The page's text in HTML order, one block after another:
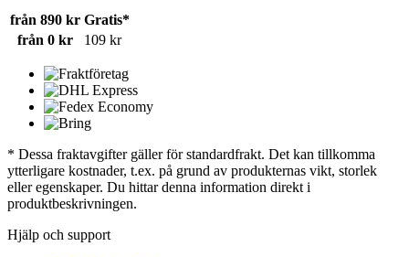
från 890 kr Gratis*
från 0 kr
109 kr
* Dessa fraktavgifter gäller för standardfrakt. Det kan tillkomma
ytterligare kostnader, t.ex. på grund av produkternas vikt, storlek
eller egenskaper. Du hittar denna information direkt i
produktbeskrivningen.
Hjälp och support